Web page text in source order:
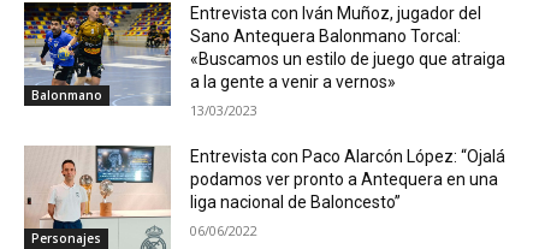
Balonmano
Entrevista con Iván Muñoz, jugador del
Sano Antequera Balonmano Torcal:
«Buscamos un estilo de juego que atraiga
a la gente a venir a vernos»
13/03/2023
Personajes
Entrevista con Paco Alarcón López: “Ojalá
podamos ver pronto a Antequera en una
liga nacional de Baloncesto”
06/06/2022